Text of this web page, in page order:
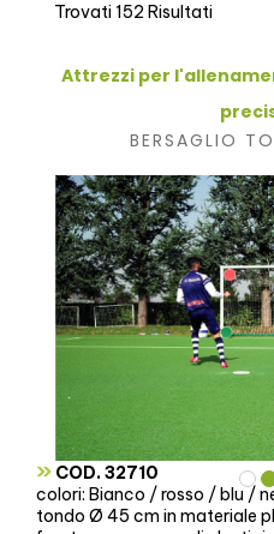
Trovati 152 Risultati
Attrezzi per
BERSAGLIO
» COD. 32710
colori: Bianco / rosso / blu /
tondo Ø 45 cm in materiale